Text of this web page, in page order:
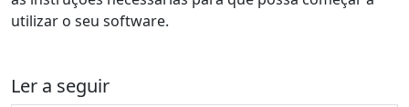
utilizar o seu software.
Ler a seguir